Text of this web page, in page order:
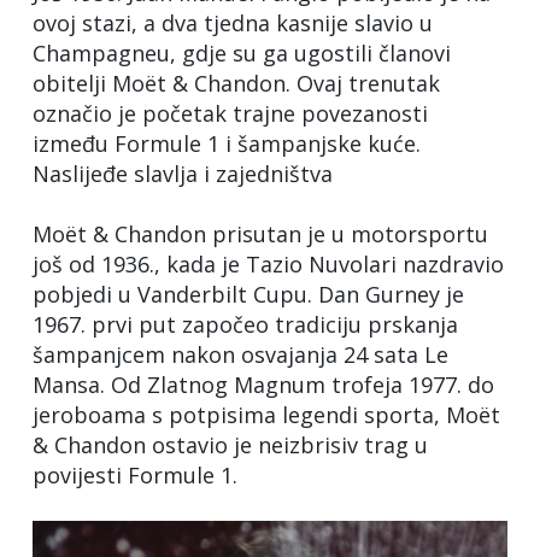
ovoj stazi, a dva tjedna kasnije slavio u
Champagneu, gdje su ga ugostili članovi
obitelji Moët & Chandon. Ovaj trenutak
označio je početak trajne povezanosti
između Formule 1 i šampanjske kuće.
Naslijeđe slavlja i zajedništva
Moët & Chandon prisutan je u motorsportu
još od 1936., kada je Tazio Nuvolari nazdravio
pobjedi u Vanderbilt Cupu. Dan Gurney je
1967. prvi put započeo tradiciju prskanja
šampanjcem nakon osvajanja 24 sata Le
Mansa. Od Zlatnog Magnum trofeja 1977. do
jeroboama s potpisima legendi sporta, Moët
& Chandon ostavio je neizbrisiv trag u
povijesti Formule 1.